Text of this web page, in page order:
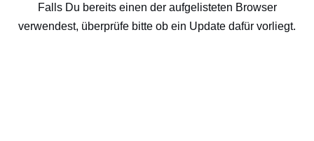
Falls Du bereits einen der aufgelisteten Browser
verwendest, überprüfe bitte ob ein Update dafür vorliegt.